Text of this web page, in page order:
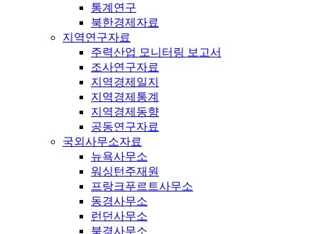
통계연구
북한경제자료
지역연구자료
주력산업 모니터링 보고서
조사연구자료
지역경제일지
지역경제통계
지역경제동향
공동연구자료
국외사무소자료
뉴욕사무소
워싱턴주재원
프랑크푸르트사무소
동경사무소
런던사무소
북경사무소